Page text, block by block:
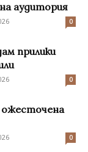
аудитория
0
прилики
0
0